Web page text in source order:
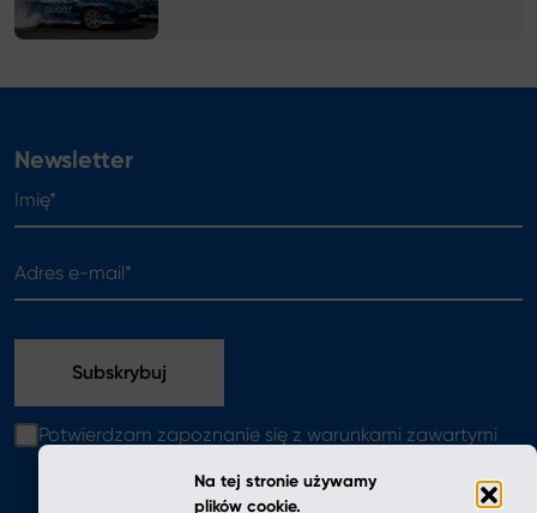
Na tej stronie używamy
plików cookie.
Newsletter
Adres e-mail*
Potwierdzam zapoznanie się z warunkami zawartymi